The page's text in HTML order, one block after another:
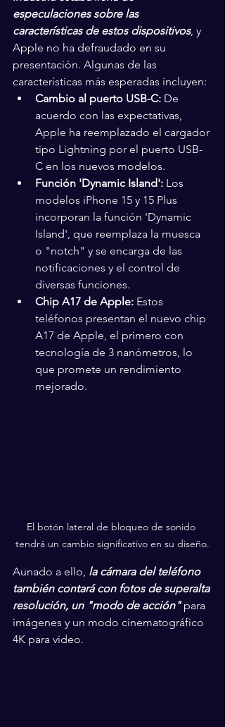
especulaciones sobre las
características de estos dispositivos, y
Apple no ha defraudado en su
presentación. Algunas de las
características más esperadas incluyen:
Cambio al puerto USB-C: De
acuerdo con las expectativas,
Apple ha reemplazado el cargador
tipo Lightning por el puerto USB-
C en los nuevos modelos.
Función 'Dynamic Island': Los
modelos iPhone 15 y 15 Plus
incorporan la función 'Dynamic
Island', que reemplaza la muesca
o "notch" y se encarga de las
notificaciones y el control de
diversas funciones.
Chip A17 de Apple: Estos
teléfonos presentan el nuevo chip
A17 de Apple, el primero con
tecnología de 3 nanómetros, lo
que promete un rendimiento
mejorado.
El botón lateral de bloqueo de sonido
tendrá un cambio significativo en su diseño.
Aunado a ello, la cámara del teléfono
también contará con fotos de superalta
resolución, un "modo de acción" para
imágenes y un modo cinematográfico
4K para video.